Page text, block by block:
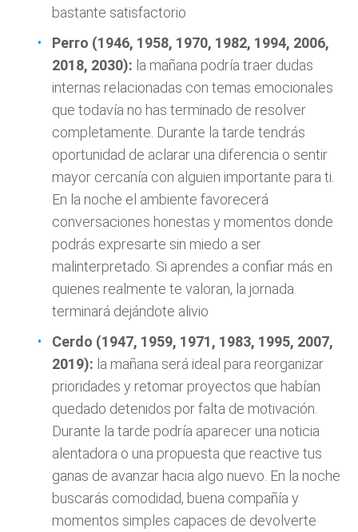
bastante satisfactorio
Perro (1946, 1958, 1970, 1982, 1994, 2006,
2018, 2030): la mañana podría traer dudas
internas relacionadas con temas emocionales
que todavía no has terminado de resolver
completamente. Durante la tarde tendrás
oportunidad de aclarar una diferencia o sentir
mayor cercanía con alguien importante para ti.
En la noche el ambiente favorecerá
conversaciones honestas y momentos donde
podrás expresarte sin miedo a ser
malinterpretado. Si aprendes a confiar más en
quienes realmente te valoran, la jornada
terminará dejándote alivio
Cerdo (1947, 1959, 1971, 1983, 1995, 2007,
2019): la mañana será ideal para reorganizar
prioridades y retomar proyectos que habían
quedado detenidos por falta de motivación.
Durante la tarde podría aparecer una noticia
alentadora o una propuesta que reactive tus
ganas de avanzar hacia algo nuevo. En la noche
buscarás comodidad, buena compañía y
momentos simples capaces de devolverte